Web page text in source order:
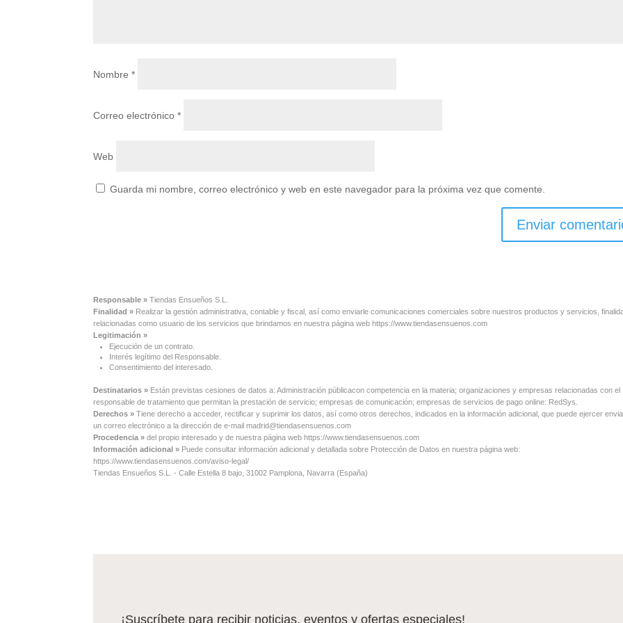
Nombre*
Correo electrónico*
Web
Guarda mi nombre, correo electrónico y web en este navegador para la próxima vez que comente.
Responsable » Tiendas Ensueños S.L.
Finalidad » Realizar la gestión administrativa, contable y fiscal, así como enviarle comunicaciones comerciales sobre nuestros productos y servicios,
relacionadas como usuario de los servicios que brindamos en nuestra página web https://www.tiendasensuenos.com
Legitimación »
Ejecución de un contrato.
Interés legítimo del Responsable.
Consentimiento del interesado.
Destinatarios » Están previstas cesiones de datos a: Administración públicacon competencia en la materia; organizaciones y empresas relacionadas con el
responsable de tratamiento que permitan la prestación de servicio; empresas de comunicación; empresas de servicios de pago online: RedSys.
Derechos » Tiene derecho a acceder, rectificar y suprimir los datos, así como otros derechos, indicados en la información adicional, que puede ejercer
un correo electrónico a la dirección de e-mail madrid@tiendasensuenos.com
Procedencia » del propio interesado y de nuestra página web https://www.tiendasensuenos.com
Información adicional » Puede consultar información adicional y detallada sobre Protección de Datos en nuestra página web:
https://www.tiendasensuenos.com/aviso-legal/
Tiendas Ensueños S.L. - Calle Estella 8 bajo, 31002 Pamplona, Navarra (España)
¡Suscríbete para recibir noticias, eventos y ofertas especiales!